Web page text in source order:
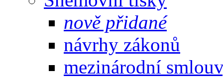
nově přidané
návrhy zákonů
mezinárodní